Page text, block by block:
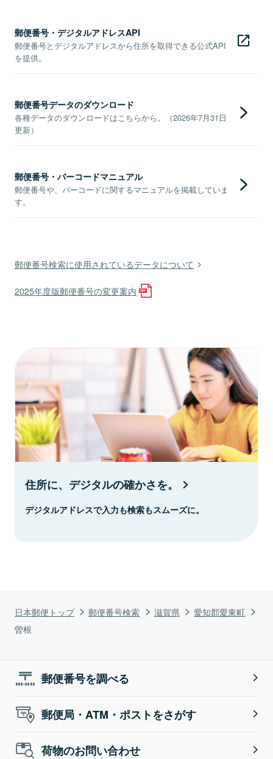
日本郵便トップ 郵便番号検索 滋賀県
愛知郡愛東町
曽根
郵便番号・デジタルアドレスAPI
郵便番号とデジタルアドレスから住所を取得できる公式API
を提供。
郵便番号データのダウンロード
各種データのダウンロードはこちらから。（2026年7月31日
更新）
郵便番号・バーコードマニュアル
郵便番号や、バーコードに関するマニュアルを掲載していま
す。
郵便番号検索に使用されているデータについて
2025年度版郵便番号の変更案内
住所に、デジタルの確かさを。
デジタルアドレスで入力も検索もスムーズに。
郵便番号を調べる
郵便局・ATM・ポストをさがす
荷物のお問い合わせ